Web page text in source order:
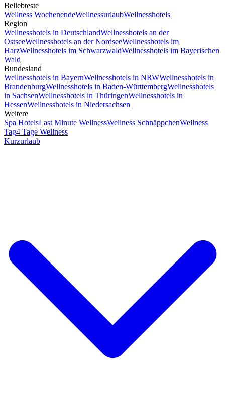
Beliebteste
Wellness WochenendeWellnessurlaubWellnesshotels
Region
Wellnesshotels in DeutschlandWellnesshotels an der
OstseeWellnesshotels an der NordseeWellnesshotels im
HarzWellnesshotels im SchwarzwaldWellnesshotels im Bayerischen
Wald
Bundesland
Wellnesshotels in BayernWellnesshotels in NRWWellnesshotels in
BrandenburgWellnesshotels in Baden-WürttembergWellnesshotels
in SachsenWellnesshotels in ThüringenWellnesshotels in
HessenWellnesshotels in Niedersachsen
Weitere
Spa HotelsLast Minute WellnessWellness SchnäppchenWellness
Tag4 Tage Wellness
Kurzurlaub